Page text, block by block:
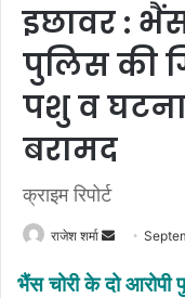
इछावर :
पुलिस की
पशु व
बरामद
क्राइम रिपोर्ट
राजेश शर्मा
n
भैंस चोरी के दो आरोपी